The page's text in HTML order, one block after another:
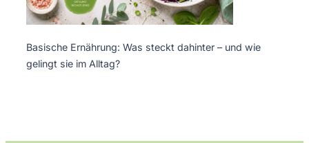
Basische Ernährung: Was steckt dahinter – und wie
gelingt sie im Alltag?